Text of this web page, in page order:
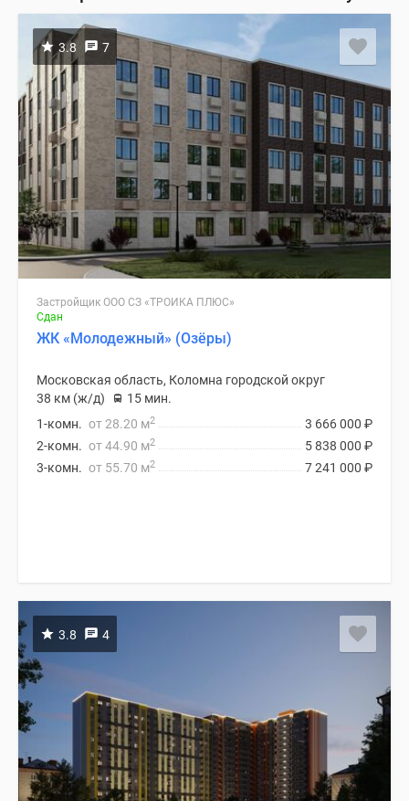
3.8 7
Застройщик ООО СЗ «ТРОЙКА ПЛЮС»
Сдан
ЖК «Молодежный» (Озёры)
Московская область, Коломна городской округ
38 км (ж/д)
15 мин.
3 666 000 ₽
1-комн. от 28.20 м2
5 838 000 ₽
2-комн. от 44.90 м2
7 241 000 ₽
3-комн. от 55.70 м2
3.8 4